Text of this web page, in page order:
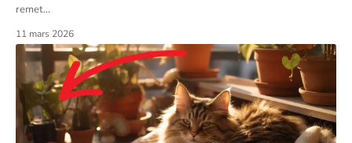
remet…
11 mars 2026